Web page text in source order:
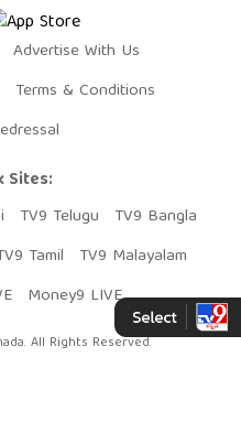
Advertise With Us
Terms & Conditions
Sites:
TV9 Telugu
TV9 Bangla
Tamil
TV9 Malayalam
Money9 LIVE
All Rights Reserved.